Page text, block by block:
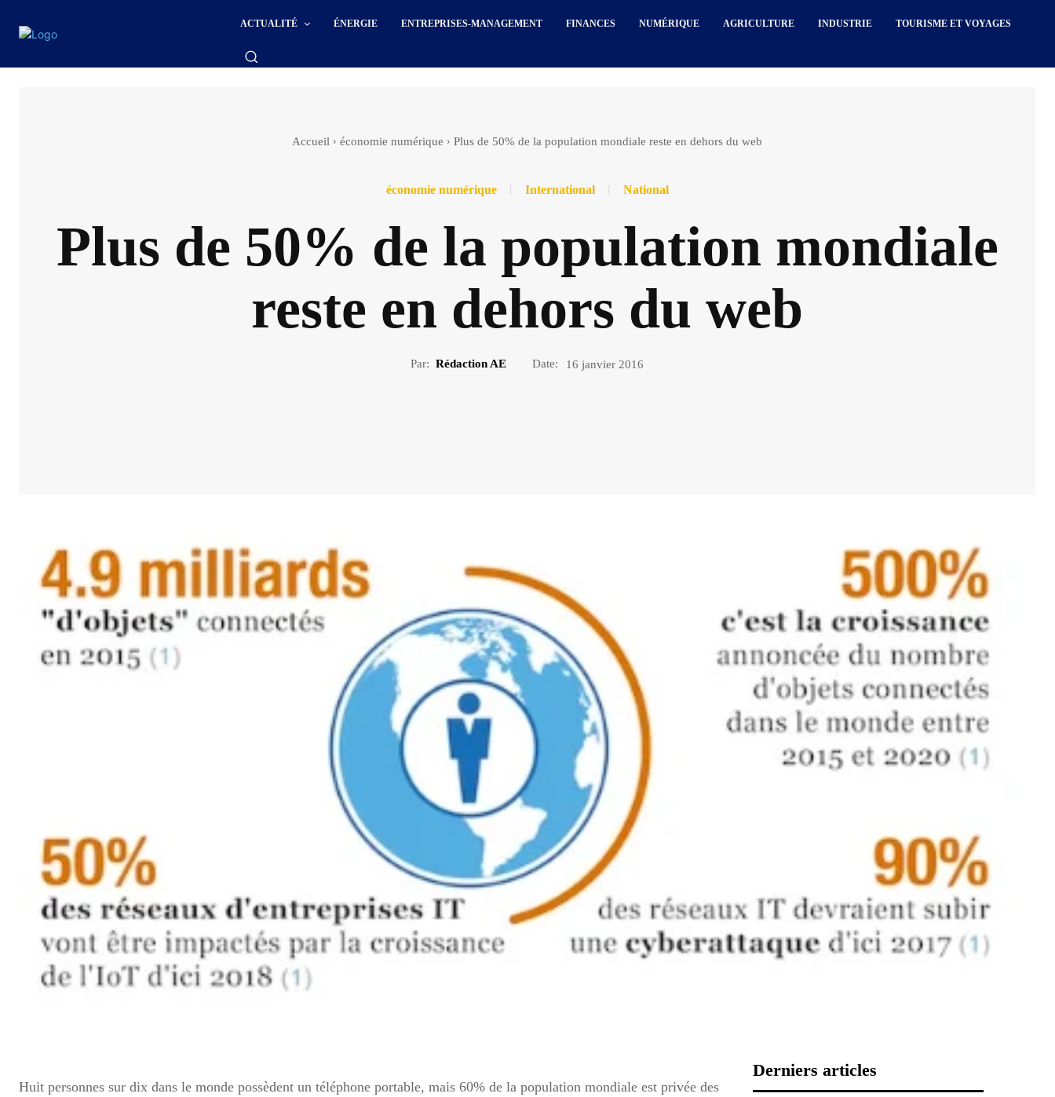
ACTUALITÉ ÉNERGIE ENTREPRISES-MANAGEMENT FINANCES NUMÉRIQUE AGRICULTURE INDUSTRIE TOURISME ET VOYAGES
Accueil économie numérique Plus de 50% de la population mondiale reste en dehors du web
économie numérique International National
Plus de 50% de la population mondiale
reste en dehors du web
Par: Rédaction AE Date: 16 janvier 2016
Huit personnes sur dix dans le monde possèdent un téléphone portable, mais 60% de la population mondiale est privée des
Derniers articles